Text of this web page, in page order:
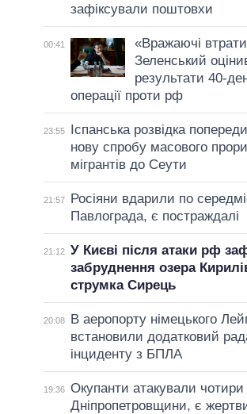
зафіксували поштовхи
00:41
«Вражаючі
Зеленський
результати 40-
операції проти рф
23:55
Іспанська розвідка
нову спробу масового
мігрантів до Сеути
21:57
Росіяни вдарили по
Павлограда, є постраждалі
21:12 У Києві після атаки рф
забруднення озера
струмка Сирець
20:08
В аеропорту німецького
встановили додатковий
інциденту з БПЛА
19:36 Окупанти атакували
Дніпропетровщини, є